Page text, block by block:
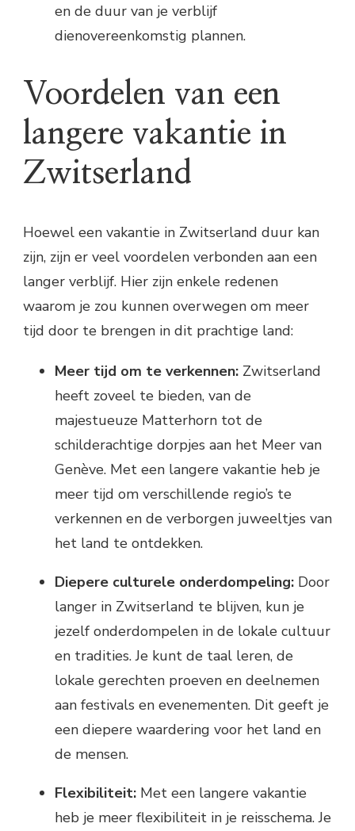
en de duur van je verblijf
dienovereenkomstig plannen.
Voordelen van een
langere vakantie in
Zwitserland
Hoewel een vakantie in Zwitserland duur kan
zijn, zijn er veel voordelen verbonden aan een
langer verblijf. Hier zijn enkele redenen
waarom je zou kunnen overwegen om meer
tijd door te brengen in dit prachtige land:
Meer tijd om te verkennen: Zwitserland
heeft zoveel te bieden, van de
majestueuze Matterhorn tot de
schilderachtige dorpjes aan het Meer van
Genève. Met een langere vakantie heb je
meer tijd om verschillende regio’s te
verkennen en de verborgen juweeltjes van
het land te ontdekken.
Diepere culturele onderdompeling: Door
langer in Zwitserland te blijven, kun je
jezelf onderdompelen in de lokale cultuur
en tradities. Je kunt de taal leren, de
lokale gerechten proeven en deelnemen
aan festivals en evenementen. Dit geeft je
een diepere waardering voor het land en
de mensen.
Flexibiliteit: Met een langere vakantie
heb je meer flexibiliteit in je reisschema. Je